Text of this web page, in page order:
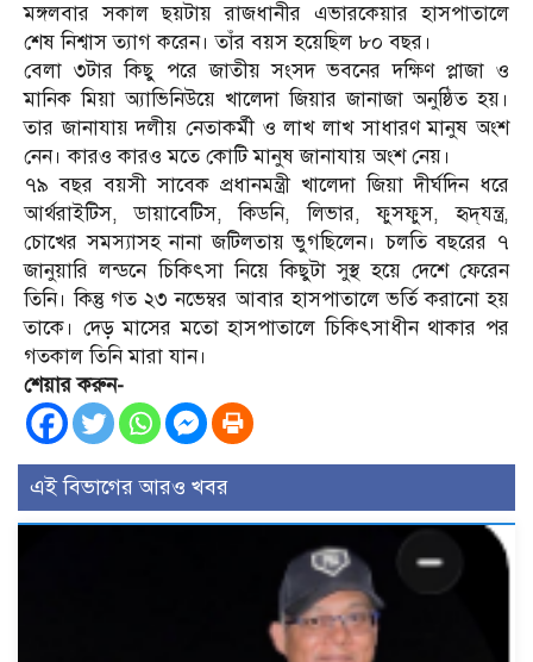
মঙ্গলবার সকাল ছয়টায় রাজধানীর এভারকেয়ার হাসপাতালে
শেষ নিশ্বাস ত্যাগ করেন। তাঁর বয়স হয়েছিল ৮০ বছর।
বেলা ৩টার কিছু পরে জাতীয় সংসদ ভবনের দক্ষিণ প্লাজা ও
মানিক মিয়া অ্যাভিনিউয়ে খালেদা জিয়ার জানাজা অনুষ্ঠিত হয়।
তার জানাযায় দলীয় নেতাকর্মী ও লাখ লাখ সাধারণ মানুষ অংশ
নেন। কারও কারও মতে কোটি মানুষ জানাযায় অংশ নেয়।
৭৯ বছর বয়সী সাবেক প্রধানমন্ত্রী খালেদা জিয়া দীর্ঘদিন ধরে
আর্থরাইটিস, ডায়াবেটিস, কিডনি, লিভার, ফুসফুস, হৃদ্‌যন্ত্র,
চোখের সমস্যাসহ নানা জটিলতায় ভুগছিলেন। চলতি বছরের ৭
জানুয়ারি লন্ডনে চিকিৎসা নিয়ে কিছুটা সুস্থ হয়ে দেশে ফেরেন
তিনি। কিন্তু গত ২৩ নভেম্বর আবার হাসপাতালে ভর্তি করানো হয়
তাকে। দেড় মাসের মতো হাসপাতালে চিকিৎসাধীন থাকার পর
গতকাল তিনি মারা যান।
শেয়ার করুন-
এই বিভাগের আরও খবর